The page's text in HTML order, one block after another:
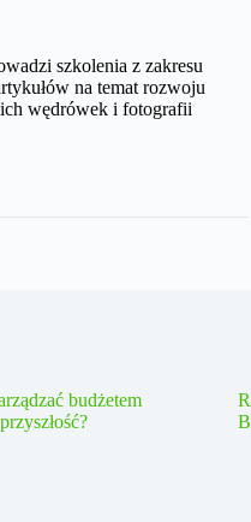
szkolenia z zakresu
na temat rozwoju
wędrówek i fotografii
budżetem